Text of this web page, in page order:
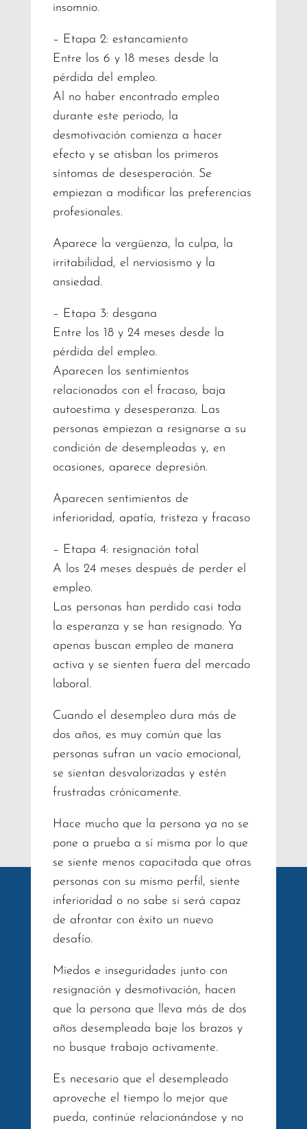
insomnio.
– Etapa 2: estancamiento
Entre los 6 y 18 meses desde la
pérdida del empleo.
Al no haber encontrado empleo
durante este periodo, la
desmotivación comienza a hacer
efecto y se atisban los primeros
síntomas de desesperación. Se
empiezan a modificar las preferencias
profesionales.
Aparece la vergüenza, la culpa, la
irritabilidad, el nerviosismo y la
ansiedad.
– Etapa 3: desgana
Entre los 18 y 24 meses desde la
pérdida del empleo.
Aparecen los sentimientos
relacionados con el fracaso, baja
autoestima y desesperanza. Las
personas empiezan a resignarse a su
condición de desempleadas y, en
ocasiones, aparece depresión.
Aparecen sentimientos de
inferioridad, apatía, tristeza y fracaso
– Etapa 4: resignación total
A los 24 meses después de perder el
empleo.
Las personas han perdido casi toda
la esperanza y se han resignado. Ya
apenas buscan empleo de manera
activa y se sienten fuera del mercado
laboral.
Cuando el desempleo dura más de
dos años, es muy común que las
personas sufran un vacío emocional,
se sientan desvalorizadas y estén
frustradas crónicamente.
Hace mucho que la persona ya no se
pone a prueba a sí misma por lo que
se siente menos capacitada que otras
personas con su mismo perfil, siente
inferioridad o no sabe si será capaz
de afrontar con éxito un nuevo
desafío.
Miedos e inseguridades junto con
resignación y desmotivación, hacen
que la persona que lleva más de dos
años desempleada baje los brazos y
no busque trabajo activamente.
Es necesario que el desempleado
aproveche el tiempo lo mejor que
pueda, continúe relacionándose y no